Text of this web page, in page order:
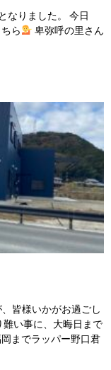
なりました。 今日
ら
卑弥呼の里さん
皆様いかがお過ごし
難い事に、大晦日まで
までラッパー野口君